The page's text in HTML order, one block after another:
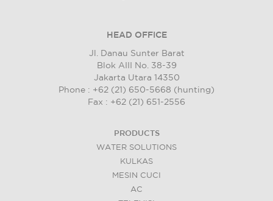
HEAD OFFICE
Jl. Danau Sunter Barat
Blok AIII No. 38-39
Jakarta Utara 14350
Phone : +62 (21) 650-5668 (hunting)
Fax : +62 (21) 651-2556
PRODUCTS
WATER SOLUTIONS
KULKAS
MESIN CUCI
AC